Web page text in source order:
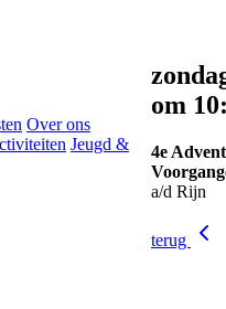
Over ons
Jeugd &
om
4e Advent
a/d Rijn
terug